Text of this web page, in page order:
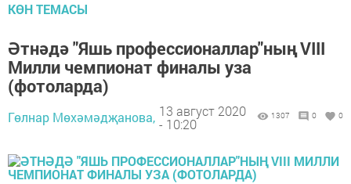
КӨН ТЕМАСЫ
Әтнәдә "Яшь профессионаллар"ның VIII
Милли чемпионат финалы уза
(фотоларда)
Гөлнар Мөхәмәдҗанова, 13 август 2020
- 10:20
1307 0 0